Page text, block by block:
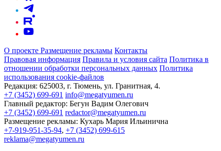
О проекте Размещение рекламы Контакты
Правовая информация Правила и условия сайта Политика в
отношении обработки персональных данных Политика
использования cookie-файлов
Редакция: 625003, г. Тюмень, ул. Гранитная, 4.
+7 (3452) 699-691 info@megatyumen.ru
Главный редактор: Бегун Вадим Олегович
+7 (3452) 699-691 redactor@megatyumen.ru
Размещение рекламы: Кухарь Мария Ильинична
+7-919-951-35-94, +7 (3452) 699-615
reklama@megatyumen.ru